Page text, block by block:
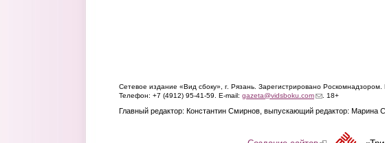
Сетевое издание «Вид сбоку», г. Рязань. Зарегистрировано
Телефон: +7 (4912) 95-41-59. E-mail: gazeta@vidsboku.com(link sends e-mail)
. 18+
Главный редактор: Константин Смирнов, выпускающий редактор: Марина